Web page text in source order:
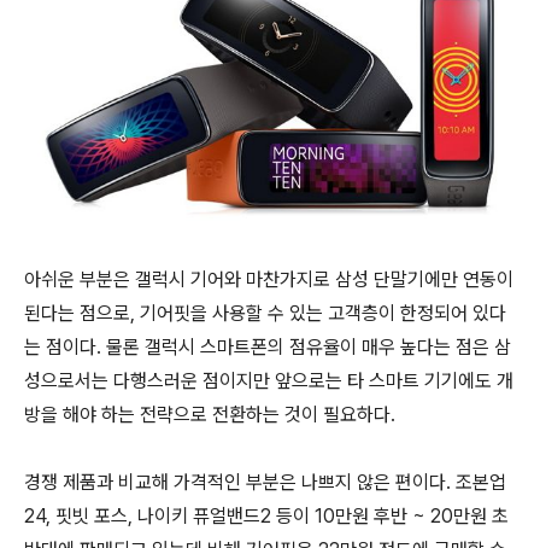
아쉬운 부분은 갤럭시 기어와 마찬가지로 삼성 단말기에만 연동이
된다는 점으로, 기어핏을 사용할 수 있는 고객층이 한정되어 있다
는 점이다. 물론 갤럭시 스마트폰의 점유율이 매우 높다는 점은 삼
성으로서는 다행스러운 점이지만 앞으로는 타 스마트 기기에도 개
방을 해야 하는 전략으로 전환하는 것이 필요하다.
경쟁 제품과 비교해 가격적인 부분은 나쁘지 않은 편이다. 조본업
24, 핏빗 포스, 나이키 퓨얼밴드2 등이 10만원 후반 ~ 20만원 초